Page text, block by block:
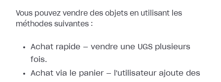
Vous pouvez vendre des objets en utilisant les
méthodes suivantes :
Achat rapide — vendre une UGS plusieurs
fois.
Achat via le panier — l'utilisateur ajoute des